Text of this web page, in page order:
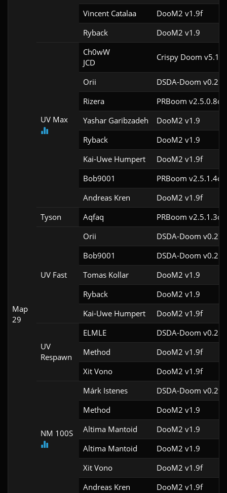
Map
29
Vincent Catalaa
DooM2 v1.9f
Ryback
DooM2 v1.9
UV Max
Ch0wW
JCD
Crispy Doom
Orii
DSDA-Doom
Rizera
PRBoom v2.5.0.8cl4
Yashar Garibzadeh
DooM2 v1.9
Ryback
DooM2 v1.9
Kai-Uwe Humpert
DooM2 v1.9f
Bob9001
PRBoom v2.5.1.4cl4
Andreas Kren
DooM2 v1.9f
Tyson
Aqfaq PRBoom v2.5.1.3cl4
UV Fast
Orii
DSDA-Doom
Bob9001
DSDA-Doom
Tomas Kollar
DooM2 v1.9
Ryback
DooM2 v1.9
Kai-Uwe Humpert
DooM2 v1.9f
UV
Respawn
ELMLE
DSDA-Doom
Method
DooM2 v1.9f
Xit Vono
DooM2 v1.9f
NM 100S
Márk Istenes
DSDA-Doom
Method
DooM2 v1.9
Altima Mantoid
DooM2 v1.9
Altima Mantoid
DooM2 v1.9
Xit Vono
DooM2 v1.9f
Andreas Kren
DooM2 v1.9f